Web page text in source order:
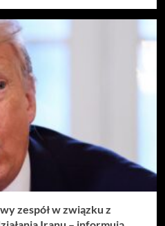
zespół w związku z